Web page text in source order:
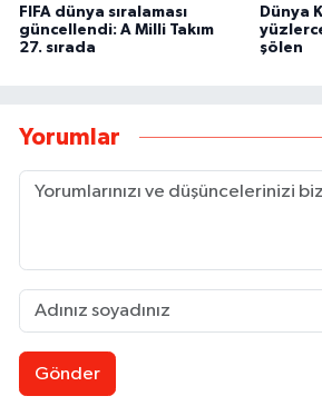
FIFA dünya sıralaması
güncellendi: A Milli Takım
27. sırada
Dünya
şölen
Yorumlar
Gönder